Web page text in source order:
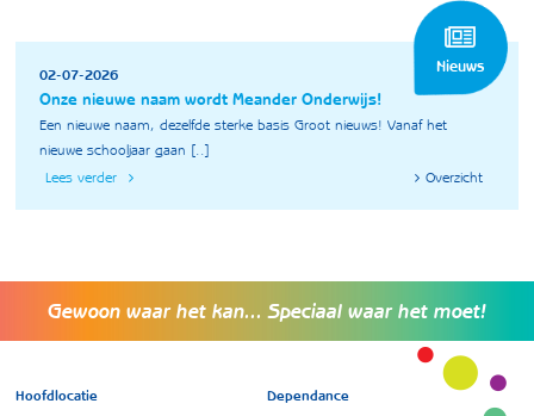
02-07-2026
Onze nieuwe naam wordt Meander Onderwijs!
Een nieuwe naam, dezelfde sterke basis Groot nieuws! Vanaf het
nieuwe schooljaar gaan [..]
Lees verder
Overzicht
Nieuws
Gewoon waar het kan... Speciaal waar het moet!
Hoofdlocatie
Dependance